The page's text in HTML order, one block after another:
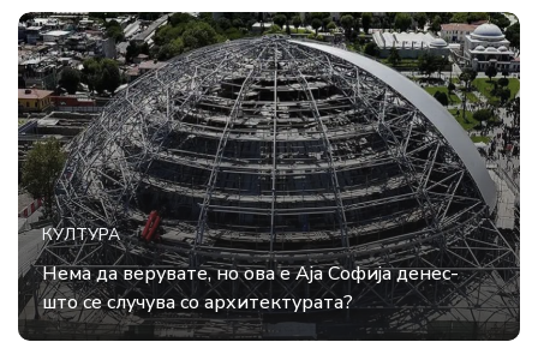
КУЛТУРА
Нема да верувате, но ова е Аја Софија денес-
што се случува со архитектурата?